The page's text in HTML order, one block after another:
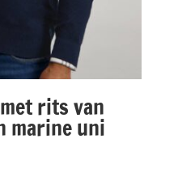
rits van
marine uni